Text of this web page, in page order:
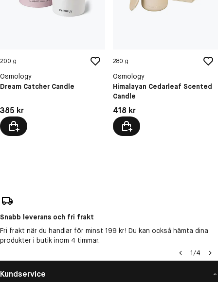
200 g
Osmology
Dream Catcher Candle
Pris: 385 kr
385 kr
280 g
Osmology
Himalayan Cedarleaf Scented
Candle
Pris: 418 kr
418 kr
Snabb leverans och fri frakt
Fri frakt när du handlar för minst 199 kr! Du kan också hämta dina
produkter i butik inom 4 timmar.
1/4
Kundservice